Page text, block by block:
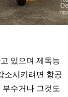
있으며 제독능
소시키려면 항공
수거나 그것도